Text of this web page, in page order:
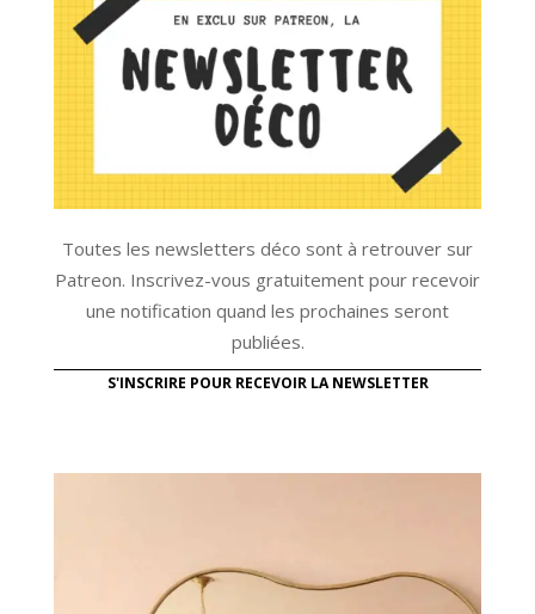
Toutes les newsletters déco sont à retrouver sur
Patreon. Inscrivez-vous gratuitement pour recevoir
une notification quand les prochaines seront
publiées.
S'INSCRIRE POUR RECEVOIR LA NEWSLETTER